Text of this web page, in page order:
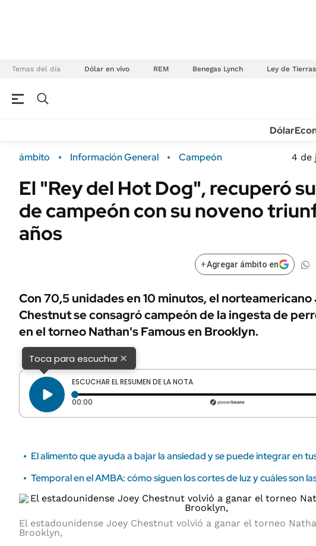
Temas del día Dólar en vivo REM Benegas Lynch Ley de Tierras
Campo
FINANZAS
Dólar
Real Estate
Sustentabilidad
URUGUAY
Dólar
ámbito Información General Campeón 4 de
El "Rey del Hot Dog", recuperó
de campeón con su noveno
años
+Agregar ámbito en
Con 70,5 unidades en 10 minutos, el
Chestnut se consagró campeón de la ingesta de
en el torneo Nathan's Famous en Brooklyn.
Toca para escuchar×
ESCUCHAR EL RESUMEN DE LA NOTA
00:00 Tiempo transcurrido: 0 segundos
El alimento que ayuda a bajar la ansiedad y se puede integrar en
Temporal en el AMBA: cómo siguen los cortes de luz y cuáles son
El estadounidense Joey Chestnut volvió a ganar el torneo
Brooklyn,